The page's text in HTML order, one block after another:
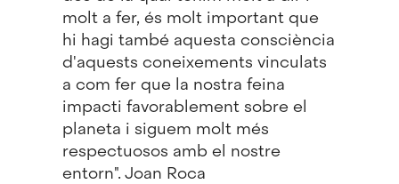
molt a fer, és molt important que
hi hagi també aquesta consciència
d'aquests coneixements vinculats
a com fer que la nostra feina
impacti favorablement sobre el
planeta i siguem molt més
respectuosos amb el nostre
entorn". Joan Roca